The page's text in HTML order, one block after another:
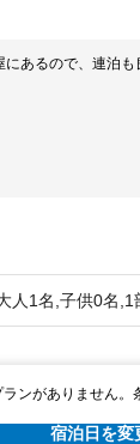
あるので、連泊も
人1名,子供0名,1
ンがありません。
宿泊日を変